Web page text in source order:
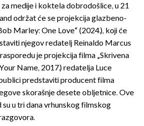
medije i koktela dobrodošlice, u 21
održat će se projekcija glazbeno-
Marley: One Love“ (2024.), koji će
njegov redatelj Reinaldo Marcus
je projekcija filma „Skrivena
Name, 2017.) redatelja Luce
predstaviti producent filma
skorašnje desete obljetnice. Ove
u tri dana vrhunskog filmskog